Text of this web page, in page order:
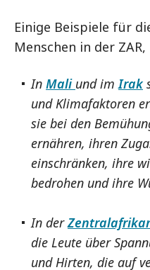
Einige Beispiele für
Menschen in der
In Mali und imIrak
und Klimafaktoren
sie bei den
ernähren, ihren
einschränken, ihre
bedrohen und ihre
In der
die Leute über
und Hirten, die auf